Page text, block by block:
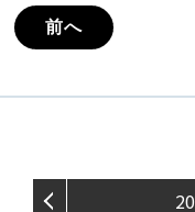
前へ